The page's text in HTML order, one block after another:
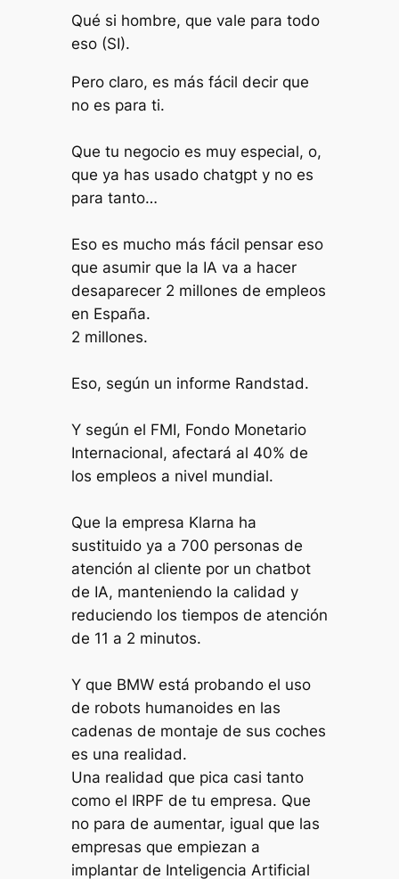
Qué si hombre, que vale para todo
eso (SI).
Pero claro, es más fácil decir que
no es para ti.
Que tu negocio es muy especial, o,
que ya has usado chatgpt y no es
para tanto…
Eso es mucho más fácil pensar eso
que asumir que la IA va a hacer
desaparecer 2 millones de empleos
en España.
2 millones.
Eso, según un informe Randstad.
Y según el FMI, Fondo Monetario
Internacional, afectará al 40% de
los empleos a nivel mundial.
Que la empresa Klarna ha
sustituido ya a 700 personas de
atención al cliente por un chatbot
de IA, manteniendo la calidad y
reduciendo los tiempos de atención
de 11 a 2 minutos.
Y que BMW está probando el uso
de robots humanoides en las
cadenas de montaje de sus coches
es una realidad.
Una realidad que pica casi tanto
como el IRPF de tu empresa. Que
no para de aumentar, igual que las
empresas que empiezan a
implantar de Inteligencia Artificial